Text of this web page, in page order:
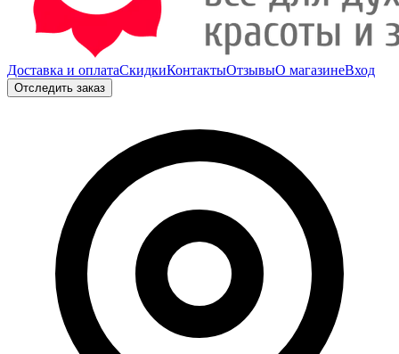
Доставка и оплатаСкидкиКонтактыОтзывыО магазинеВход
Отследить заказ